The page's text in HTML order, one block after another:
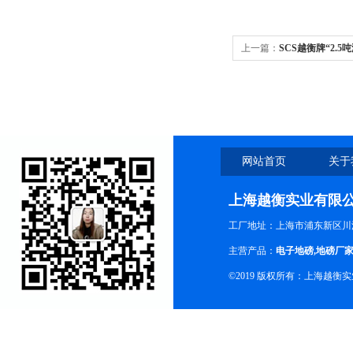
上一篇： SCS越衡牌“2.5
网站首页 关
上海越衡实业有限
工厂地址：上海市浦东新区川
主营产品： 电子地磅,地磅厂家
©2019 版权所有：上海越衡